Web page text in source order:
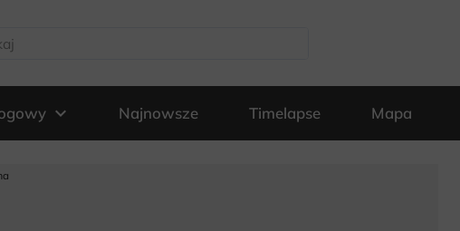
expand_more Najnowsze Timelapse Mapa